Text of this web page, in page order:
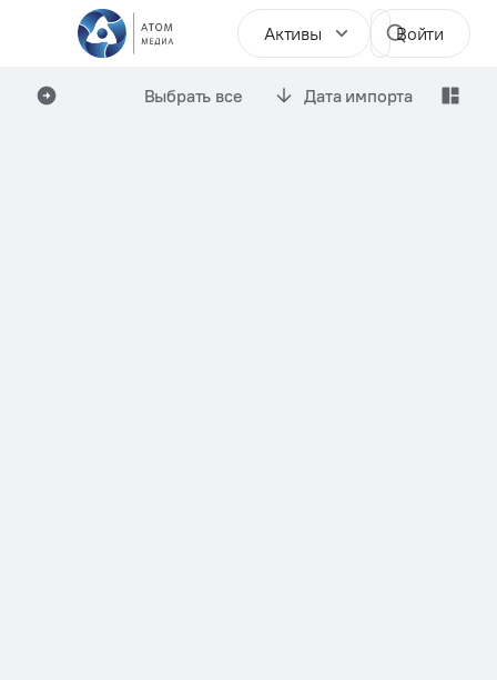
Активы Войти
Выбрать все Дата импорта